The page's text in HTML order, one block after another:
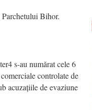
Bihor.
s-au numărat cele 6
controlate de
acuzațiile de evaziune